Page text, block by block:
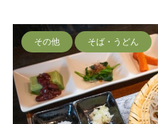
その他 そば・うどん